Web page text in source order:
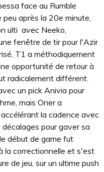
face au Rumble
après la 20e minute,
ulti avec Neeko,
fenêtre de tir pour l'Azir
T1 a méthodiquement
opportunité de retour à
radicalement différent.
un pick Anivia pour
mais Oner a
la cadence avec
décalages pour gaver sa
début de game fut
la correctionnelle et s'est
de jeu, sur un ultime push